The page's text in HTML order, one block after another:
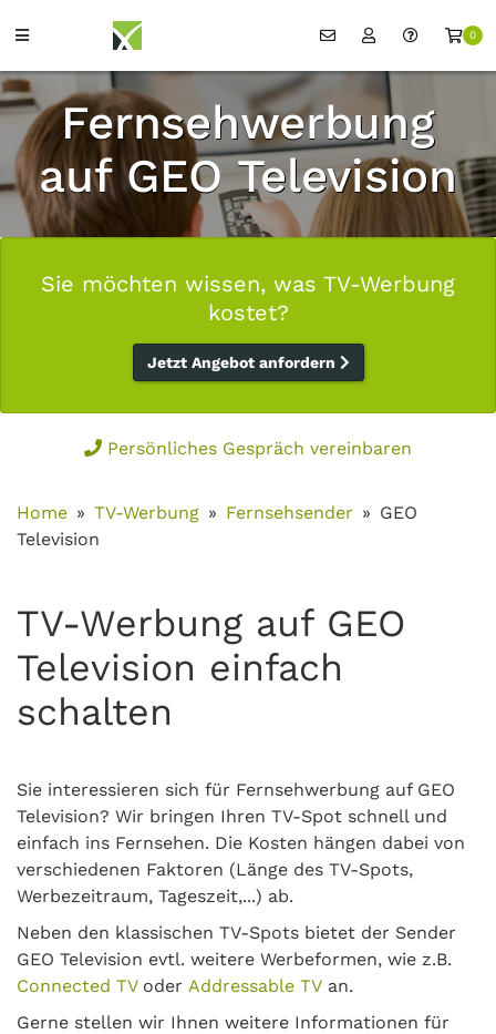
0
Fernsehwerbung
auf GEO Television
Sie möchten wissen, was TV-Werbung
kostet?
Jetzt Angebot anfordern
Persönliches Gespräch vereinbaren
Home TV-Werbung Fernsehsender
GEO
Television
TV-Werbung auf GEO
Television einfach
schalten
Sie interessieren sich für Fernsehwerbung auf GEO
Television? Wir bringen Ihren TV-Spot schnell und
einfach ins Fernsehen. Die Kosten hängen dabei von
verschiedenen Faktoren (Länge des TV-Spots,
Werbezeitraum, Tageszeit,...) ab.
Neben den klassischen TV-Spots bietet der Sender
GEO Television evtl. weitere Werbeformen, wie z.B.
Connected TVoder Addressable TV an.
Gerne stellen wir Ihnen weitere Informationen für